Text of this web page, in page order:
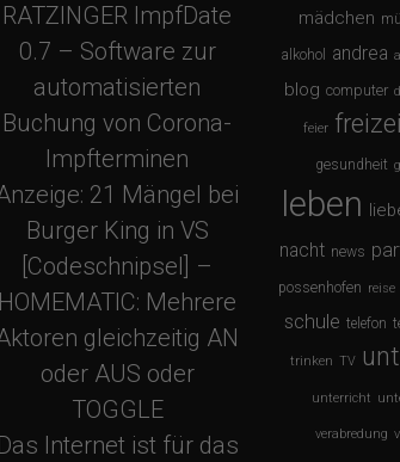
RATZINGER ImpfDate
0.7 – Software zur
automatisierten
Buchung von Corona-
Impfterminen
21 Mängel bei
Burger King in VS
[Codeschnipsel] –
HOMEMATIC: Mehrere
gleichzeitig AN
oder AUS oder
TOGGLE
Das Internet ist für das
mädchen
alkohol andrea
blog computer
feier
gesundheit
leben
nacht news
possenhofen reise
schule telefon
trinken TV
unterricht
verabredung